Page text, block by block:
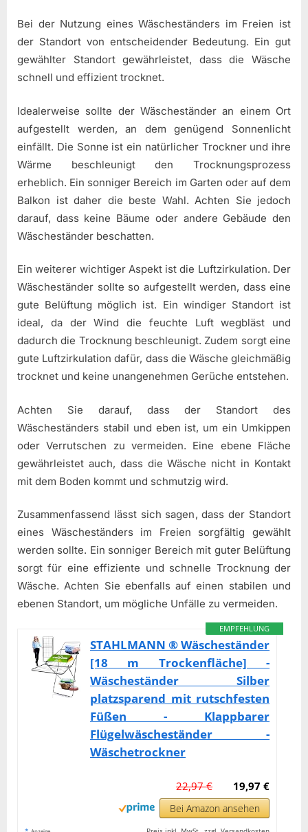
Bei der Nutzung eines Wäscheständers im Freien ist
der Standort von entscheidender Bedeutung. Ein gut
gewählter Standort gewährleistet, dass die Wäsche
schnell und effizient trocknet.
Idealerweise sollte der Wäscheständer an einem Ort
aufgestellt werden, an dem genügend Sonnenlicht
einfällt. Die Sonne ist ein natürlicher Trockner und ihre
Wärme beschleunigt den Trocknungsprozess
erheblich. Ein sonniger Bereich im Garten oder auf dem
Balkon ist daher die beste Wahl. Achten Sie jedoch
darauf, dass keine Bäume oder andere Gebäude den
Wäscheständer beschatten.
Ein weiterer wichtiger Aspekt ist die Luftzirkulation. Der
Wäscheständer sollte so aufgestellt werden, dass eine
gute Belüftung möglich ist. Ein windiger Standort ist
ideal, da der Wind die feuchte Luft wegbläst und
dadurch die Trocknung beschleunigt. Zudem sorgt eine
gute Luftzirkulation dafür, dass die Wäsche gleichmäßig
trocknet und keine unangenehmen Gerüche entstehen.
Achten Sie darauf, dass der Standort des
Wäscheständers stabil und eben ist, um ein Umkippen
oder Verrutschen zu vermeiden. Eine ebene Fläche
gewährleistet auch, dass die Wäsche nicht in Kontakt
mit dem Boden kommt und schmutzig wird.
Zusammenfassend lässt sich sagen, dass der Standort
eines Wäscheständers im Freien sorgfältig gewählt
werden sollte. Ein sonniger Bereich mit guter Belüftung
sorgt für eine effiziente und schnelle Trocknung der
Wäsche. Achten Sie ebenfalls auf einen stabilen und
ebenen Standort, um mögliche Unfälle zu vermeiden.
EMPFEHLUNG
STAHLMANN ® Wäscheständer
[18 m Trockenfläche] -
Wäscheständer Silber
platzsparend mit rutschfesten
Füßen - Klappbarer
Flügelwäscheständer -
Wäschetrockner
19,97 €
22,97 €
Bei Amazon ansehen